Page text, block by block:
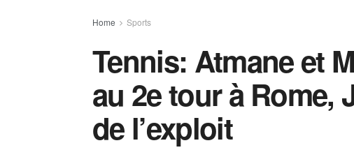
Home Sports
Tennis: Atmane et
au 2e tour à Rome,
de l’exploit